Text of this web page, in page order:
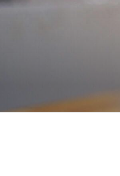
Saltar